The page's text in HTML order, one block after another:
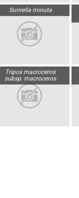
Surirella minuta
Tripos macroceros
subsp. macroceros